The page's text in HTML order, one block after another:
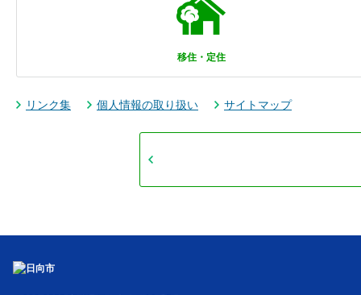
移住・定住
リンク集 個人情報の取り扱い サイトマップ